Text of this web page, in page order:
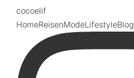
cocoelif
HomeReisenModeLifestyleBlog